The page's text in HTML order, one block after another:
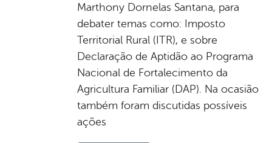
Marthony Dornelas Santana, para
debater temas como: Imposto
Territorial Rural (ITR), e sobre
Declaração de Aptidão ao Programa
Nacional de Fortalecimento da
Agricultura Familiar (DAP). Na ocasião
também foram discutidas possíveis
ações